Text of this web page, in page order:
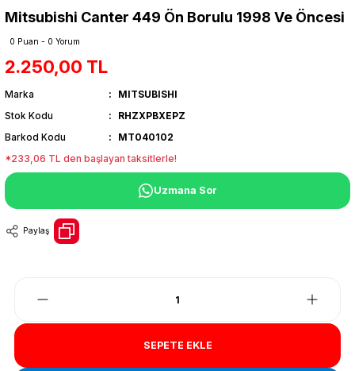
Mitsubishi Canter 449 Ön Borulu 1998 Ve Öncesi
0 Puan - 0 Yorum
2.250,00 TL
Marka
MITSUBISHI
Stok Kodu
RHZXPBXEPZ
Barkod Kodu
MT040102
*233,06 TL den başlayan taksitlerle!
Uzmana Sor
Paylaş
SEPETE EKLE